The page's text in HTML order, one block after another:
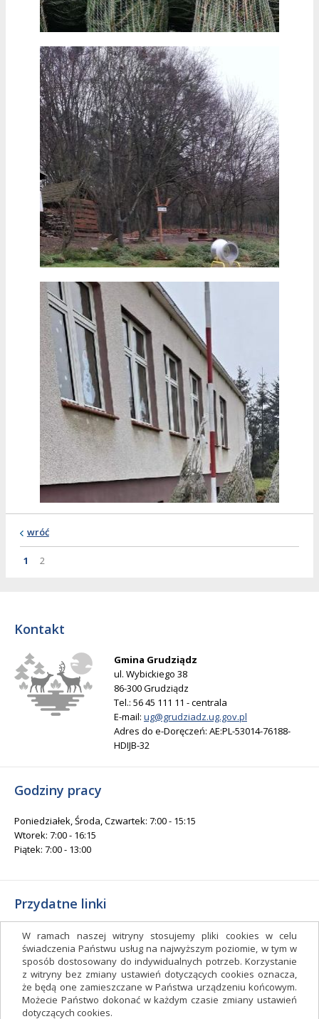
W ramach naszej witryny stosujemy pliki cookies w celu
świadczenia Państwu usług na najwyższym poziomie, w tym w
sposób dostosowany do indywidualnych potrzeb. Korzystanie
z witryny bez zmiany ustawień dotyczących cookies oznacza,
że będą one zamieszczane w Państwa urządzeniu końcowym.
Możecie Państwo dokonać w każdym czasie zmiany ustawień
dotyczących cookies.
wróć
Strona
Strona
1 Strona
2
Kontakt
Gmina Grudziądz
ul. Wybickiego 38
86-300 Grudziądz
Tel.: 56 45 111 11 - centrala
E-mail: ug@grudziadz.ug.gov.pl
Adres do e-Doręczeń: AE:PL-53014-76188-
HDIJB-32
Godziny pracy
Poniedziałek, Środa, Czwartek: 7:00 - 15:15
Wtorek: 7:00 - 16:15
Piątek: 7:00 - 13:00
Przydatne linki
Gminny Ośrodek Kultury i Sportu
Gminna Biblioteka Publiczna
facebook.com/gminagrudziadz
Deklaracja dostępności
Facebook